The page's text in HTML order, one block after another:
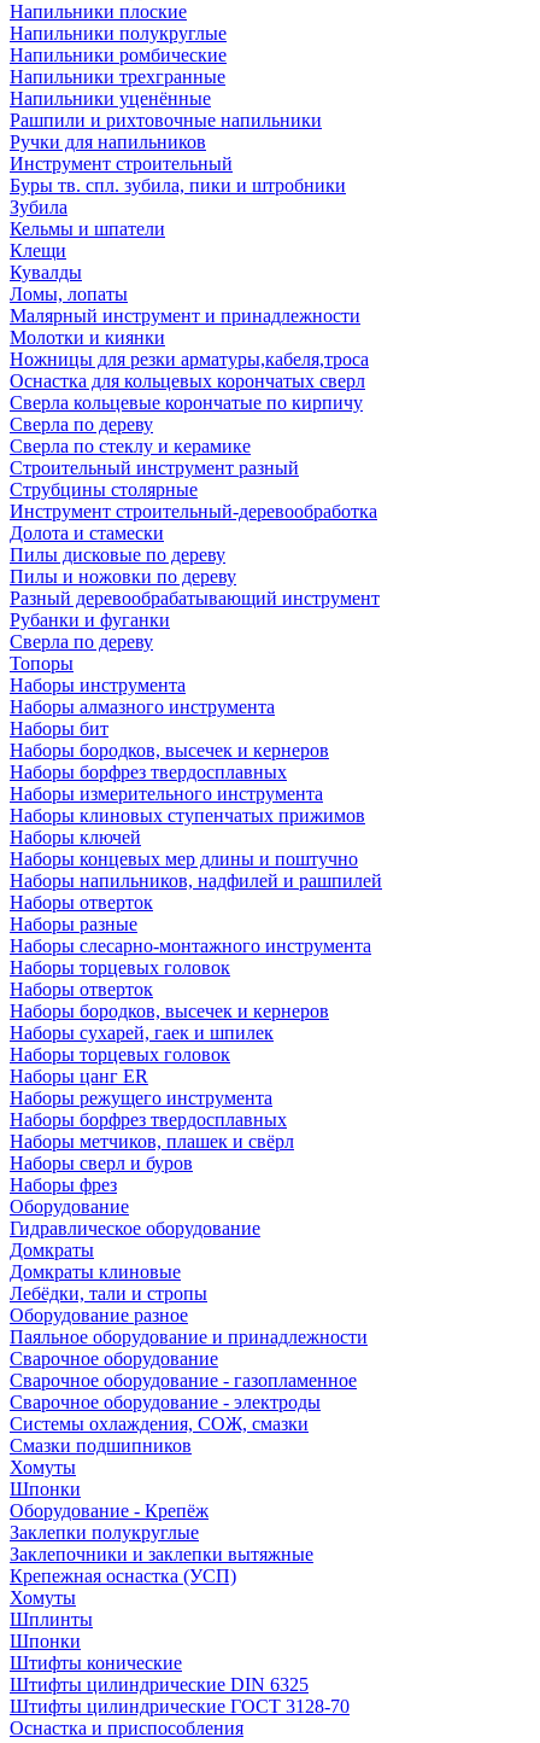
Напильники плоские
Напильники полукруглые
Напильники ромбические
Напильники трехгранные
Напильники уценённые
Рашпили и рихтовочные напильники
Ручки для напильников
Инструмент строительный
Буры тв. спл. зубила, пики и штробники
Зубила
Кельмы и шпатели
Клещи
Кувалды
Ломы, лопаты
Малярный инструмент и принадлежности
Молотки и киянки
Ножницы для резки арматуры,кабеля,троса
Оснастка для кольцевых корончатых сверл
Сверла кольцевые корончатые по кирпичу
Сверла по дереву
Сверла по стеклу и керамике
Строительный инструмент разный
Струбцины столярные
Инструмент строительный-деревообработка
Долота и стамески
Пилы дисковые по дереву
Пилы и ножовки по дереву
Разный деревообрабатывающий инструмент
Рубанки и фуганки
Сверла по дереву
Топоры
Наборы инструмента
Наборы алмазного инструмента
Наборы бит
Наборы бородков, высечек и кернеров
Наборы борфрез твердосплавных
Наборы измерительного инструмента
Наборы клиновых ступенчатых прижимов
Наборы ключей
Наборы концевых мер длины и поштучно
Наборы напильников, надфилей и рашпилей
Наборы отверток
Наборы разные
Наборы слесарно-монтажного инструмента
Наборы торцевых головок
Наборы отверток
Наборы бородков, высечек и кернеров
Наборы сухарей, гаек и шпилек
Наборы торцевых головок
Наборы цанг ER
Наборы режущего инструмента
Наборы борфрез твердосплавных
Наборы метчиков, плашек и свёрл
Наборы сверл и буров
Наборы фрез
Оборудование
Гидравлическое оборудование
Домкраты
Домкраты клиновые
Лебёдки, тали и стропы
Оборудование разное
Паяльное оборудование и принадлежности
Сварочное оборудование
Сварочное оборудование - газопламенное
Сварочное оборудование - электроды
Системы охлаждения, СОЖ, смазки
Смазки подшипников
Хомуты
Шпонки
Оборудование - Крепёж
Заклепки полукруглые
Заклепочники и заклепки вытяжные
Крепежная оснастка (УСП)
Хомуты
Шплинты
Шпонки
Штифты конические
Штифты цилиндрические DIN 6325
Штифты цилиндрические ГОСТ 3128-70
Оснастка и приспособления